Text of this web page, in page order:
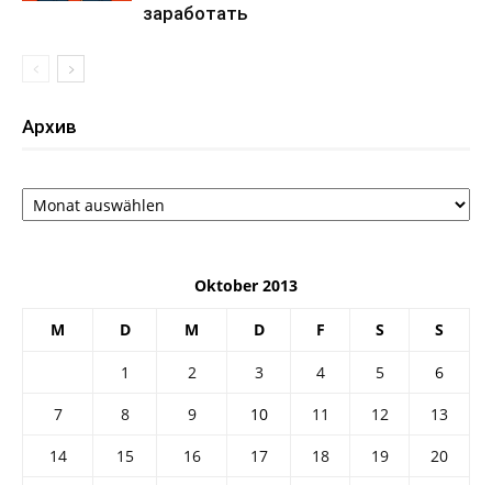
заработать
Архив
Архив
Oktober 2013
M D M D F S S
1 2 3 4 5
6
7
8 9 10 11 12
13
14
15 16 17 18 19
20